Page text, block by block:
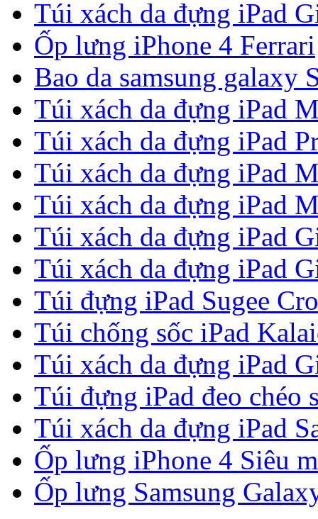
Túi xách da đựng iPad
Ốp lưng iPhone 4 Ferrari
Bao da samsung galaxy
Túi xách da đựng iPad
Túi xách da đựng iPad
Túi xách da đựng iPad
Túi xách da đựng iPad
Túi xách da đựng iPad
Túi xách da đựng iPad
Túi đựng iPad Sugee
Túi chống sốc iPad
Túi xách da đựng iPad
Túi đựng iPad đeo chéo
Túi xách da đựng iPad
Ốp lưng iPhone 4 Siêu
Ốp lưng Samsung